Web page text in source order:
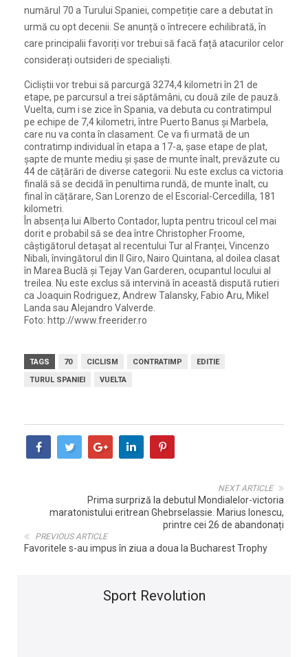
numărul 70 a Turului Spaniei, competiție care a debutat în
urmă cu opt decenii. Se anunță o întrecere echilibrată, în
care principalii favoriți vor trebui să facă față atacurilor celor
considerați outsideri de specialiști.
Cicliștii vor trebui să parcurgă 3274,4 kilometri în 21 de
etape, pe parcursul a trei săptămâni, cu două zile de pauză.
Vuelta, cum i se zice în Spania, va debuta cu contratimpul
pe echipe de 7,4 kilometri, între Puerto Banus și Marbela,
care nu va conta în clasament. Ce va fi urmată de un
contratimp individual în etapa a 17-a, șase etape de plat,
șapte de munte mediu și șase de munte înalt, prevăzute cu
44 de cățărări de diverse categorii. Nu este exclus ca victoria
finală să se decidă în penultima rundă, de munte înalt, cu
final în cățărare, San Lorenzo de el Escorial-Cercedilla, 181
kilometri.
În absența lui Alberto Contador, lupta pentru tricoul cel mai
dorit e probabil să se dea între Christopher Froome,
câștigătorul detașat al recentului Tur al Franței, Vincenzo
Nibali, învingătorul din Il Giro, Nairo Quintana, al doilea clasat
în Marea Buclă și Tejay Van Garderen, ocupantul locului al
treilea. Nu este exclus să intervină în această dispută rutieri
ca Joaquin Rodriguez, Andrew Talansky, Fabio Aru, Mikel
Landa sau Alejandro Valverde.
Foto: http://www.freerider.ro
TAGS 70 CICLISM CONTRATIMP
EDITIE
TURUL SPANIEI
VUELTA
NEXT ARTICLE
Prima surpriză la debutul Mondialelor-victoria
maratonistului eritrean Ghebrselassie. Marius Ionescu,
printre cei 26 de abandonați
PREVIOUS ARTICLE
Favoritele s-au impus în ziua a doua la Bucharest Trophy
Sport Revolution